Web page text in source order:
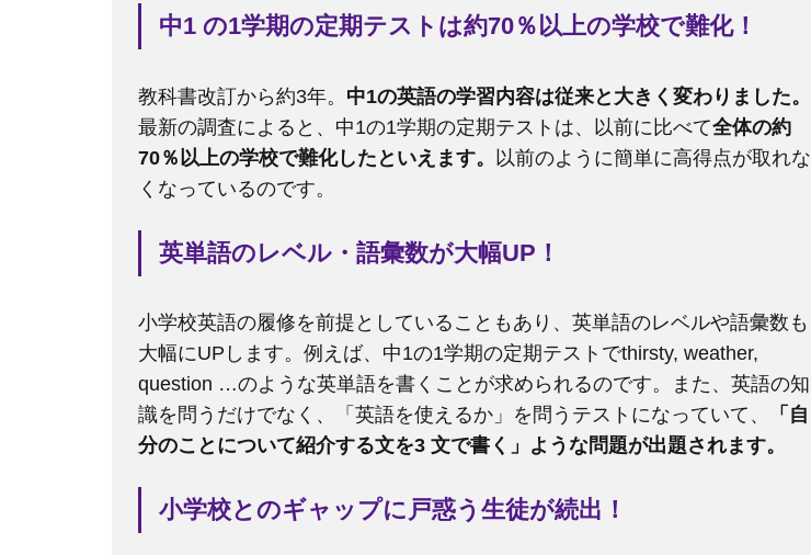
中1 の1学期の定期テストは約70％以上の学校で難化！
教科書改訂から約3年。 中1の英語の学習内容は従来と大きく変わりました。
最新の調査によると、中1の1学期の定期テストは、以前に比べて全体の約
70％以上の学校で難化したといえます。
以前のように簡単に高得点が取れな
くなっているのです。
英単語のレベル・語彙数が大幅UP！
小学校英語の履修を前提としていることもあり、英単語のレベルや語彙数も
大幅にUPします。例えば、中1の1学期の定期テストでthirsty, weather,
question …のような英単語を書くことが求められるのです。また、英語の知
識を問うだけでなく、「英語を使えるか」を問うテストになっていて、
「自
分のことについて紹介する文を3 文で書く」ような問題が出題されます。
小学校とのギャップに戸惑う生徒が続出！